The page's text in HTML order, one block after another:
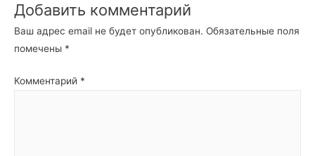
Добавить комментарий
Ваш адрес email не будет опубликован. Обязательные поля
помечены *
Комментарий *